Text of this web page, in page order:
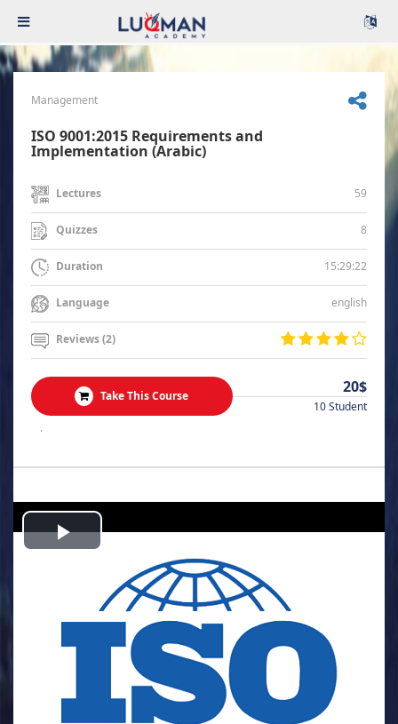
Management
ISO 9001:2015 Requirements and
Implementation (Arabic)
Lectures 59
Quizzes 8
Duration 15:29:22
Language english
Reviews (2)
Take This Course 20$
10 Student
.
Play
Video